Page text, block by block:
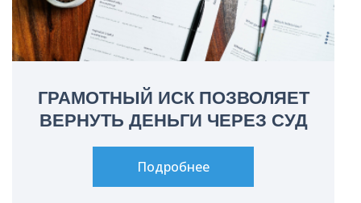
ГРАМОТНЫЙ ИСК ПОЗВОЛЯЕТ
ВЕРНУТЬ ДЕНЬГИ ЧЕРЕЗ СУД
Подробнее